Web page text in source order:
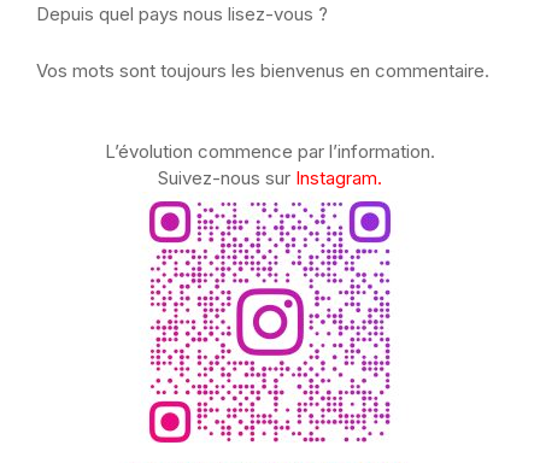
Depuis quel pays nous lisez-vous ?
Vos mots sont toujours les bienvenus en commentaire.
L’évolution commence par l’information.
Suivez-nous sur Instagram.